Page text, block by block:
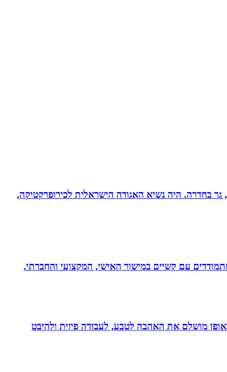
ד”ר רונן מנדי, כירופרקט 28 שנים בחדרה וברמת אביב, מומחה לטיפול כירופרקטי באוטיזם ובתפקודי מוח. נשוי לרחל + 4, גר בחדרה. היה נשיא האגודה הישראלית לכירופרקטיקה,
באופן מושלם את האהבה לטבע, לעבודה פיזית ולהיבט